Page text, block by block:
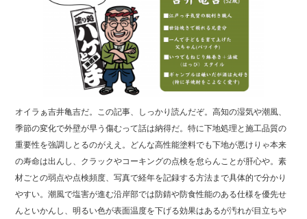
オイラぁ吉井亀吉だ。この記事、しっかり読んだぞ。高知の湿気や潮風、
季節の変化で外壁が早う傷むって話は納得だ。特に下地処理と施工品質の
重要性を強調しとるのがええ。どんな高性能塗料でも下地が悪けりゃ本来
の寿命は出んし、クラックやコーキングの点検を怠らんことが肝心や。素
材ごとの弱点や点検頻度、写真で経年を記録する方法まで具体的で分かり
やすい。潮風で塩害が進む沿岸部では防錆や防食性能のある仕様を優先せ
んといかんし、明るい色が表面温度を下げる効果はあるが汚れが目立ちや